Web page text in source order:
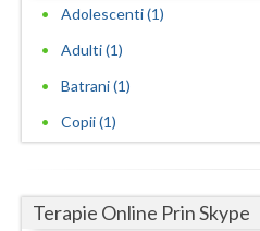
Maramures
Olt
Adolescenti (1)
Adulti (1)
Batrani (1)
Copii (1)
Terapie Online Prin Skype